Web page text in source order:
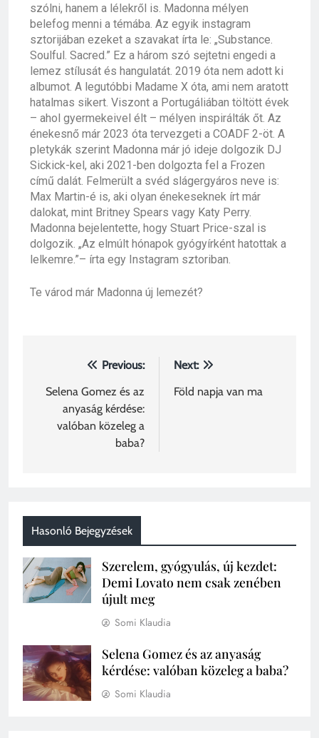
szólni, hanem a lélekről is. Madonna mélyen
belefog menni a témába. Az egyik instagram
sztorijában ezeket a szavakat írta le: „Substance.
Soulful. Sacred.” Ez a három szó sejtetni engedi a
lemez stílusát és hangulatát. 2019 óta nem adott ki
albumot. A legutóbbi Madame X óta, ami nem aratott
hatalmas sikert. Viszont a Portugáliában töltött évek
– ahol gyermekeivel élt – mélyen inspirálták őt. Az
énekesnő már 2023 óta tervezgeti a COADF 2-öt. A
pletykák szerint Madonna már jó ideje dolgozik DJ
Sickick-kel, aki 2021-ben dolgozta fel a Frozen
című dalát. Felmerült a svéd slágergyáros neve is:
Max Martin-é is, aki olyan énekeseknek írt már
dalokat, mint Britney Spears vagy Katy Perry.
Madonna bejelentette, hogy Stuart Price-szal is
dolgozik. „Az elmúlt hónapok gyógyírként hatottak a
lelkemre.”– írta egy Instagram sztoriban.
Te várod már Madonna új lemezét?
Previous:
Selena Gomez és az
anyaság kérdése:
valóban közeleg a
baba?
Next:
Föld napja van ma
Hasonló Bejegyzések
Szerelem, gyógyulás, új kezdet:
Demi Lovato nem csak zenében
újult meg
Somi Klaudia
Selena Gomez és az anyaság
kérdése: valóban közeleg a baba?
Somi Klaudia